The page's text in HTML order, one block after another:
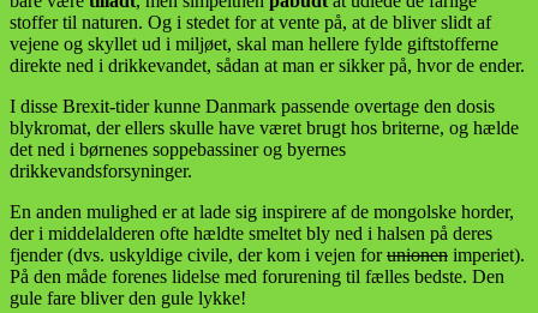
stoffer til naturen. Og i stedet for at vente på, at de bliver slidt af
vejene og skyllet ud i miljøet, skal man hellere fylde giftstofferne
direkte ned i drikkevandet, sådan at man er sikker på, hvor de ender.
I disse Brexit-tider kunne Danmark passende overtage den dosis
blykromat, der ellers skulle have været brugt hos briterne, og hælde
det ned i børnenes soppebassiner og byernes
drikkevandsforsyninger.
En anden mulighed er at lade sig inspirere af de mongolske horder,
der i middelalderen ofte hældte smeltet bly ned i halsen på deres
fjender (dvs. uskyldige civile, der kom i vejen forunionen imperiet).
På den måde forenes lidelse med forurening til fælles bedste. Den
gule fare bliver den gule lykke!